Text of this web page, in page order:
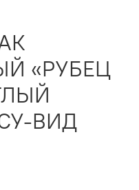
«РУБЕЦ
ВИД